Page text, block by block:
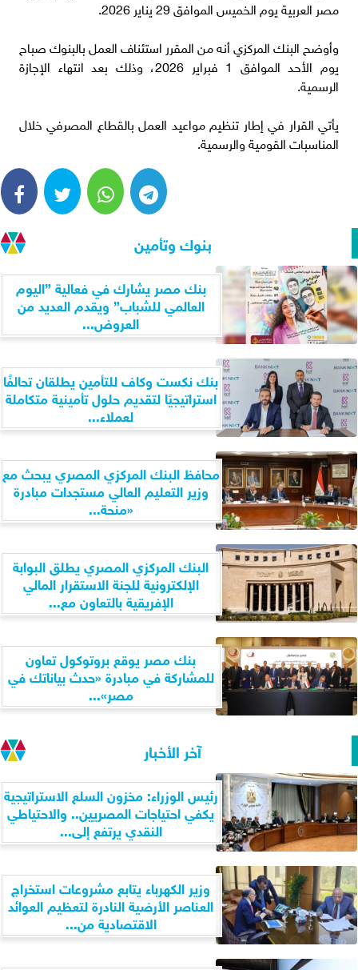
مصر العربية يوم الخميس الموافق 29 يناير 2026.
وأوضح البنك المركزي أنه من المقرر استئناف العمل بالبنوك صباح
يوم الأحد الموافق 1 فبراير 2026، وذلك بعد انتهاء الإجازة
الرسمية.
يأتي القرار في إطار تنظيم مواعيد العمل بالقطاع المصرفي خلال
المناسبات القومية والرسمية.
بنوك وتأمين
بنك مصر يشارك في فعالية ”اليوم
العالمي للشباب” ويقدم العديد من
العروض...
بنك نكست وكاف للتأمين يطلقان تحالفًا
استراتيجيًا لتقديم حلول تأمينية متكاملة
لعملاء...
محافظ البنك المركزي المصري يبحث مع
وزير التعليم العالي مستجدات مبادرة
«منحة...
البنك المركزي المصري يطلق البوابة
الإلكترونية للجنة الاستقرار المالي
الإفريقية بالتعاون مع...
بنك مصر يوقع بروتوكول تعاون
للمشاركة في مبادرة «حدث بياناتك في
مصر»...
آخر الأخبار
رئيس الوزراء: مخزون السلع الاستراتيجية
يكفي احتياجات المصريين.. والاحتياطي
النقدي يرتفع إلى...
وزير الكهرباء يتابع مشروعات استخراج
العناصر الأرضية النادرة لتعظيم العوائد
الاقتصادية من...